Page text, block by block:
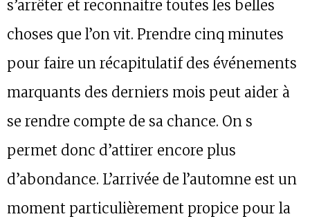
s’arrêter et reconnaitre toutes les belles
choses que l’on vit. Prendre cinq minutes
pour faire un récapitulatif des événements
marquants des derniers mois peut aider à
se rendre compte de sa chance. On s
permet donc d’attirer encore plus
d’abondance. L’arrivée de l’automne est un
moment particulièrement propice pour la